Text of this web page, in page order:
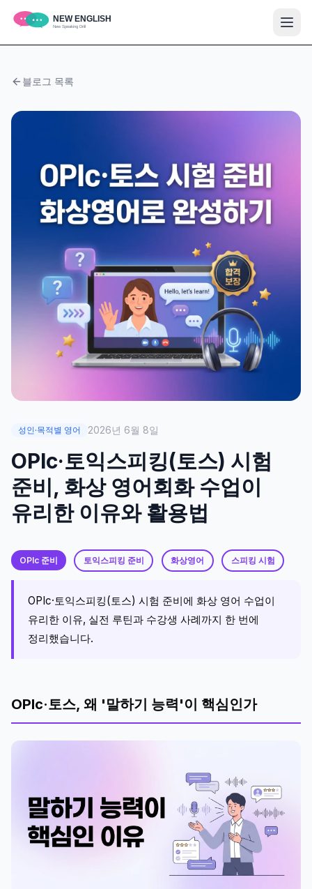
블로그 목록
성인·목적별 영어 2026년 6월 8일
OPIc·토익스피킹(토스) 시험
준비, 화상 영어회화 수업이
유리한 이유와 활용법
OPIc 준비 토익스피킹 준비 화상영어 스피킹 시험
OPIc·토익스피킹(토스) 시험 준비에 화상 영어 수업이
유리한 이유, 실전 루틴과 수강생 사례까지 한 번에
정리했습니다.
OPIc·토스, 왜 '말하기 능력'이 핵심인가